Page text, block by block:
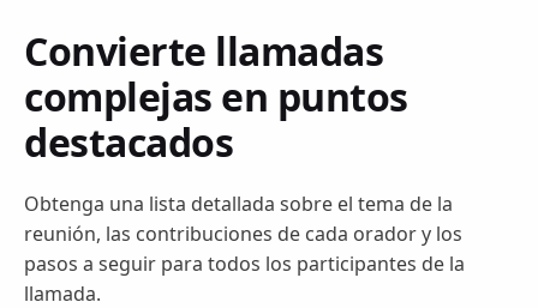
Convierte llamadas
complejas en puntos
destacados
Obtenga una lista detallada sobre el tema de la
reunión, las contribuciones de cada orador y los
pasos a seguir para todos los participantes de la
llamada.